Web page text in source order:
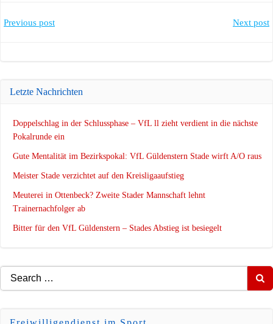
Post
Previous post Next post
Letzte Nachrichten
Doppelschlag in der Schlussphase – VfL ll zieht verdient in die nächste
Pokalrunde ein
Gute Mentalität im Bezirkspokal: VfL Güldenstern Stade wirft A/O raus
Meister Stade verzichtet auf den Kreisligaaufstieg
Meuterei in Ottenbeck? Zweite Stader Mannschaft lehnt
Trainernachfolger ab
Bitter für den VfL Güldenstern – Stades Abstieg ist besiegelt
Search
for: